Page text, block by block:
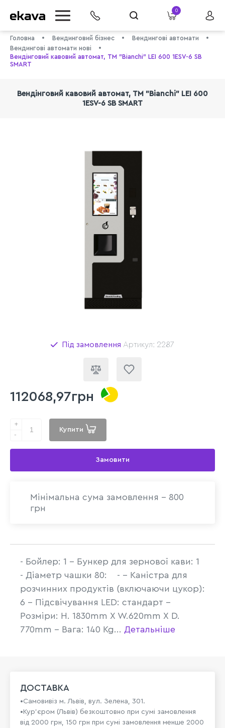
0
Головна Вендинговий бізнес
Вендингові автомати
Вендингові автомати нові
Вендінговий кавовий автомат, ТМ "Bianchi" LEI 600 1ESV-6 SB
SMART
Вендінговий кавовий автомат, ТМ "Bianchi" LEI 600
1ESV-6 SB SMART
Під замовлення Артикул: 2287
112068,97грн
+
-
Купити
Замовити
Мінімальна сума замовлення - 800
грн
- Бойлер: 1 - Бункер для зернової кави: 1
- Діаметр чашки 80: - - Каністра для
розчинних продуктів (включаючи цукор):
6 - Підсвічування LED: стандарт -
Розміри: H. 1830mm X W.620mm X D.
770mm - Вага: 140 Kg... Детальніше
ДОСТАВКА
•Самовивіз м. Львів, вул. Зелена, 301.
•Кур'єром (Львів) безкоштовно при сумі замовлення
від 2000 грн, 150 грн при сумі замовлення менше 2000